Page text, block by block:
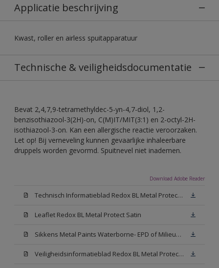
Applicatie beschrijving
Kwast, roller en airless spuitapparatuur
Technische & veiligheidsdocumentatie
Bevat 2,4,7,9-tetramethyldec-5-yn-4,7-diol, 1,2-
benzisothiazool-3(2H)-on, C(M)IT/MIT(3:1) en 2-octyl-2H-
isothiazool-3-on. Kan een allergische reactie veroorzaken.
Let op! Bij verneveling kunnen gevaarlijke inhaleerbare
druppels worden gevormd. Spuitnevel niet inademen.
Download Adobe Reader
Technisch Informatieblad Redox BL Metal Protect (PDF)
Leaflet Redox BL Metal Protect Satin
Sikkens Metal Paints Waterborne- EPD of Milieuproductverklaring
Veiligheidsinformatieblad Redox BL Metal Protect Satin N00 (MSDS)